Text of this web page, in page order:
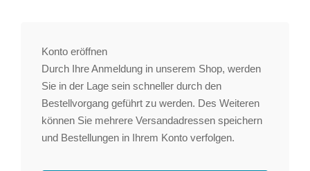
Konto eröffnen
Durch Ihre Anmeldung in unserem Shop, werden
Sie in der Lage sein schneller durch den
Bestellvorgang geführt zu werden. Des Weiteren
können Sie mehrere Versandadressen speichern
und Bestellungen in Ihrem Konto verfolgen.